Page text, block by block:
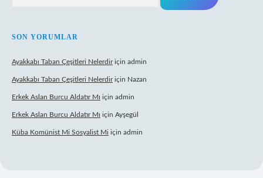
SON YORUMLAR
Ayakkabı Taban Çeşitleri Nelerdiriçin admin
Ayakkabı Taban Çeşitleri Nelerdiriçin Nazan
Erkek Aslan Burcu Aldatır Mı için admin
Erkek Aslan Burcu Aldatır Mı için Ayşegül
Küba Komünist Mi Sosyalist Mi için admin